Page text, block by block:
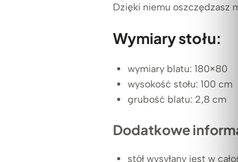
Dzięki niemu oszczędzasz
Wymiary stołu:
wymiary blatu: 180×80
wysokość stołu: 100 cm
grubość blatu: 2,8 cm
Dodatkowe
stół wysyłany jest w